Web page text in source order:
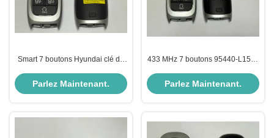
Smart 7 boutons Hyundai clé de
95440-N9080 Pour Hyundai
Tucson
Parlez Maintenant.
433 MHz 7 boutons 95440-L1500
Sonata 2019-2023
Parlez Maintenant.